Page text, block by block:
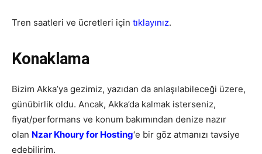
Tren saatleri ve ücretleri için tıklayınız.
Konaklama
Bizim Akka’ya gezimiz, yazıdan da anlaşılabileceği üzere,
günübirlik oldu. Ancak, Akka’da kalmak isterseniz,
fiyat/performans ve konum bakımından denize nazır
olan Nzar Khoury for Hosting‘e bir göz atmanızı tavsiye
edebilirim.